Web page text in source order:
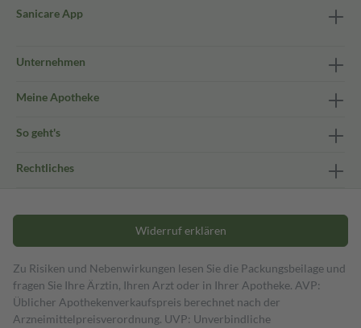
Sanicare App
Unternehmen
Meine Apotheke
So geht's
Rechtliches
Widerruf erklären
Zu Risiken und Nebenwirkungen lesen Sie die Packungsbeilage und
fragen Sie Ihre Ärztin, Ihren Arzt oder in Ihrer Apotheke. AVP:
Üblicher Apothekenverkaufspreis berechnet nach der
Arzneimittelpreisverordnung. UVP: Unverbindliche